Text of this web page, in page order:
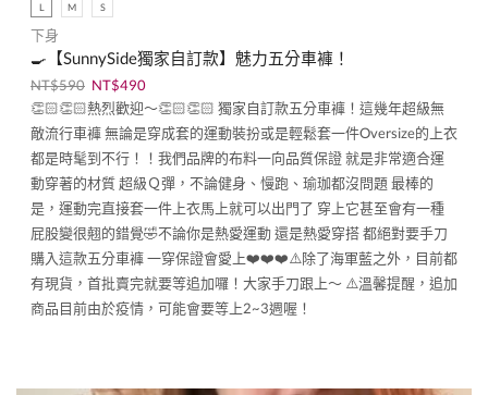
L M S
下身
🍳【SunnySide獨家自訂款】魅力五分車褲！
NT$590 NT$490
👏🏻👏🏻熱烈歡迎～👏🏻👏🏻 獨家自訂款五分車褲！這幾年超級無
敵流行車褲 無論是穿成套的運動裝扮或是輕鬆套一件Oversize的上衣
都是時髦到不行！！我們品牌的布料一向品質保證 就是非常適合運
動穿著的材質 超級Ｑ彈，不論健身、慢跑、瑜珈都沒問題 最棒的
是，運動完直接套一件上衣馬上就可以出門了 穿上它甚至會有一種
屁股變很翹的錯覺🤣不論你是熱愛運動 還是熱愛穿搭 都絕對要手刀
購入這款五分車褲 一穿保證會愛上❤️❤️❤️⚠️除了海軍藍之外，目前都
有現貨，首批賣完就要等追加囉！大家手刀跟上～ ⚠️溫馨提醒，追加
商品目前由於疫情，可能會要等上2~3週喔！